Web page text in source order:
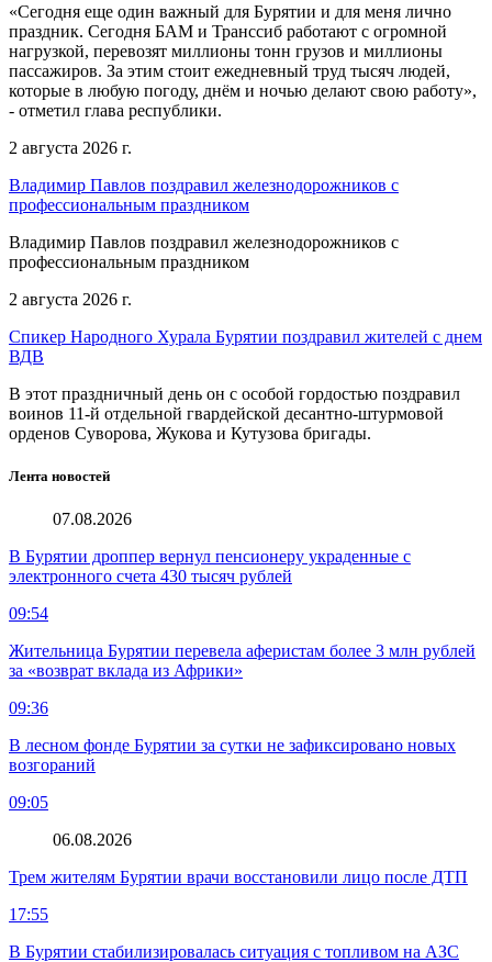
«Сегодня еще один важный для Бурятии и для меня лично
праздник. Сегодня БАМ и Транссиб работают с огромной
нагрузкой, перевозят миллионы тонн грузов и миллионы
пассажиров. За этим стоит ежедневный труд тысяч людей,
которые в любую погоду, днём и ночью делают свою работу»,
- отметил глава республики.
2 августа 2026 г.
Владимир Павлов поздравил железнодорожников с
профессиональным праздником
Владимир Павлов поздравил железнодорожников с
профессиональным праздником
2 августа 2026 г.
Спикер Народного Хурала Бурятии поздравил жителей с днем
ВДВ
В этот праздничный день он с особой гордостью поздравил
воинов 11-й отдельной гвардейской десантно-штурмовой
орденов Суворова, Жукова и Кутузова бригады.
Лента новостей
07.08.2026
В Бурятии дроппер вернул пенсионеру украденные с
электронного счета 430 тысяч рублей
09:54
Жительница Бурятии перевела аферистам более 3 млн рублей
за «возврат вклада из Африки»
09:36
В лесном фонде Бурятии за сутки не зафиксировано новых
возгораний
09:05
06.08.2026
Трем жителям Бурятии врачи восстановили лицо после ДТП
17:55
В Бурятии стабилизировалась ситуация с топливом на АЗС